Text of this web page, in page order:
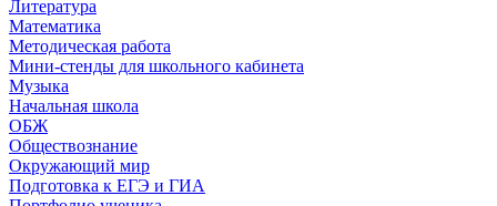
Литература
Математика
Методическая работа
Мини-стенды для школьного кабинета
Музыка
Начальная школа
ОБЖ
Обществознание
Окружающий мир
Подготовка к ЕГЭ и ГИА